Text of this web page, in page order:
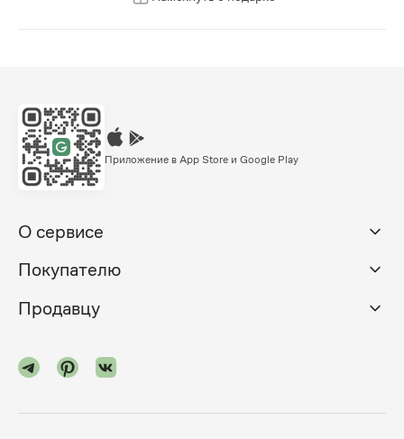
Приложение в App Store и Google Play
О сервисе
Покупателю
Продавцу